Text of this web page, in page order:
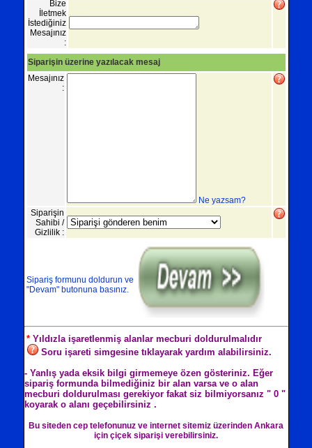
Bize
İletmek
İstediğiniz
Mesajınız
:
Siparişin üzerine yazılacak mesaj
Mesajınız
:
Ne yazsam?
Siparişin
Sahibi /
Gizlilik :
Sipariş formunu doldurun ve
"Devam" butonuna basınız.
* Yıldızla işaretlenmiş alanlar mecburi doldurulmalıdır
Soru işareti simgesine tıklayarak yardım alabilirsiniz.
- Yanlış yada eksik bilgi girmemeye özen gösteriniz. Eğer
sipariş formunda bilmediğiniz bir alan varsa ve o alan
mecburi doldurulması gerekiyor fakat siz bilmiyorsanız " 0 "
koyarak o alanı geçebilirsiniz .
Bu siteden cep telefonunuz ve internet sitemiz üzerinden Ankara
için çiçek siparişi verebilirsiniz.